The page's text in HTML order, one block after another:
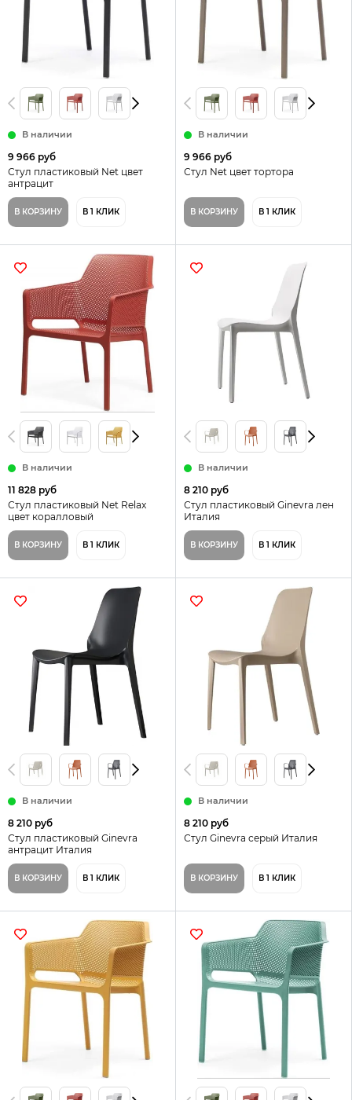
В наличии
9 966 руб
Стул пластиковый Net цвет
антрацит
В КОРЗИНУ В 1 КЛИК
В наличии
9 966 руб
Стул Net цвет тортора
В КОРЗИНУ В 1 КЛИК
В наличии
11 828 руб
Стул пластиковый Net Relax
цвет коралловый
В КОРЗИНУ В 1 КЛИК
В наличии
8 210 руб
Стул пластиковый Ginevra лен
Италия
В КОРЗИНУ В 1 КЛИК
В наличии
8 210 руб
Стул пластиковый Ginevra
антрацит Италия
В КОРЗИНУ В 1 КЛИК
В наличии
8 210 руб
Стул Ginevra серый Италия
В КОРЗИНУ В 1 КЛИК